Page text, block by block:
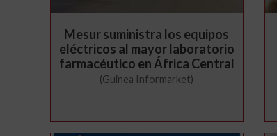
Mesur suministra los equipos
eléctricos al mayor laboratorio
farmacéutico en África Central
(Guinea Informarket)